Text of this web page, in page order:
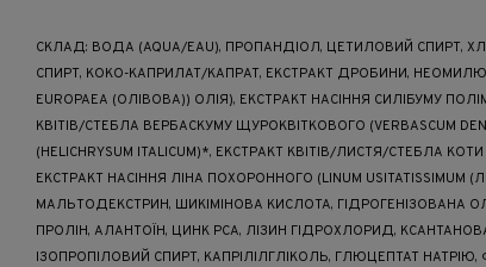
СКЛАД: ВОДА (AQUA/EAU), ПРОПАНДІОЛ, ЦЕТИЛОВИЙ СПИРТ,
СПИРТ, КОКО-КАПРИЛАТ/КАПРАТ, ЕКСТРАКТ ДРОБИНИ,
EUROPAEA (ОЛІВОВА)) ОЛІЯ), ЕКСТРАКТ НАСІННЯ СИЛІБУМУ
КВІТІВ/СТЕБЛА ВЕРБАСКУМУ ЩУРОКВІТКОВОГО (VERBASCUM
(HELICHRYSUM ITALICUM)*, ЕКСТРАКТ КВІТІВ/ЛИСТЯ/СТЕБЛА КОТИ
ЕКСТРАКТ НАСІННЯ ЛІНА ПОХОРОННОГО (LINUM
МАЛЬТОДЕКСТРИН, ШИКІМІНОВА КИСЛОТА, ГІДРОГЕНІЗОВАНА
ПРОЛІН, АЛАНТОЇН, ЦИНК PCA, ЛІЗИН ГІДРОХЛОРИД,
ІЗОПРОПІЛОВИЙ СПИРТ, КАПРІЛІЛГЛІКОЛЬ, ГЛЮЦЕПТАТ